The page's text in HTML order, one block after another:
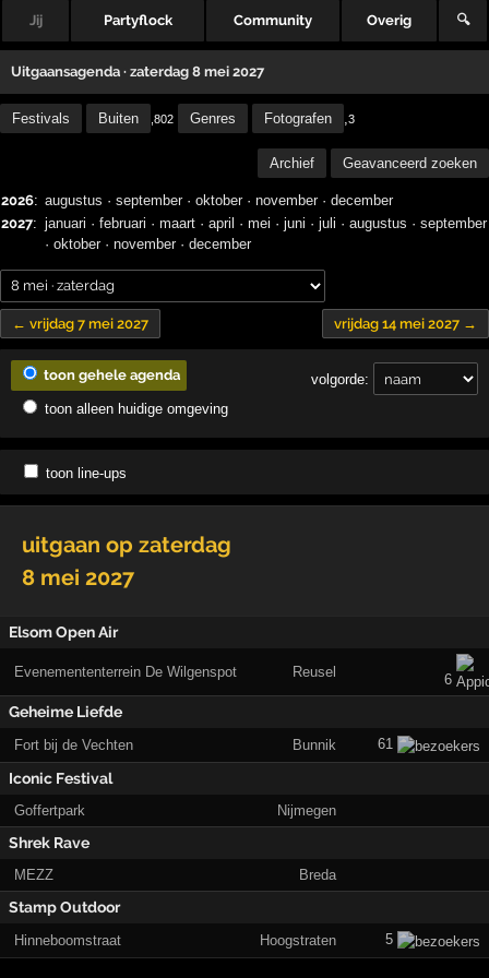
Jij Partyflock Community Overig 🔍
Uitgaansagenda · zaterdag 8 mei 2027
Festivals Buiten ,802 Genres Fotografen ,3
Archief Geavanceerd zoeken
2026: augustus · september· oktober· november· december
2027: januari · februari · maart · april · mei · juni · juli · augustus · september
· oktober· november· december
← vrijdag 7 mei 2027 vrijdag 14 mei 2027 →
volgorde:
toon gehele agenda
toon alleen huidige omgeving
toon line-ups
uitgaan op zaterdag
8 mei 2027
Elsom Open Air
Evenemententerrein De Wilgenspot Reusel 6
Geheime Liefde
Fort bij de Vechten Bunnik 61
Iconic Festival
Goffertpark Nijmegen
Shrek Rave
MEZZ Breda
Stamp Outdoor
Hinneboomstraat Hoogstraten 5